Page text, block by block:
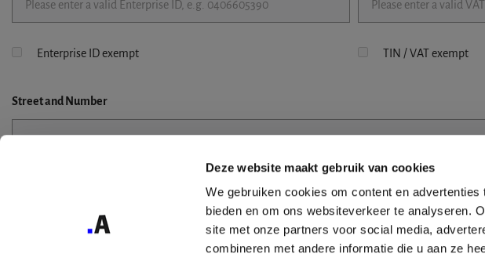
Deze website maakt gebruik van cookies
We gebruiken cookies om content en
bieden en om ons websiteverkeer te analyseren.
site met onze partners voor social media,
combineren met andere informatie die u aan ze
Enterprise ID exempt TIN / VAT exempt
Streetand Number